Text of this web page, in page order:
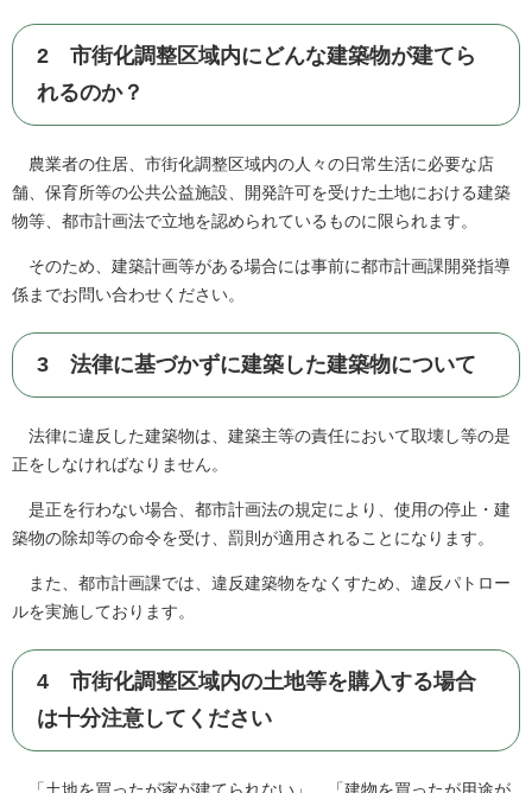
2 市街化調整区域内にどんな建築物が建てら
れるのか？
農業者の住居、市街化調整区域内の人々の日常生活に必要な店
舗、保育所等の公共公益施設、開発許可を受けた土地における建築
物等、都市計画法で立地を認められているものに限られます。
そのため、建築計画等がある場合には事前に都市計画課開発指導
係までお問い合わせください。
3 法律に基づかずに建築した建築物について
法律に違反した建築物は、建築主等の責任において取壊し等の是
正をしなければなりません。
是正を行わない場合、都市計画法の規定により、使用の停止・建
築物の除却等の命令を受け、罰則が適用されることになります。
また、都市計画課では、違反建築物をなくすため、違反パトロー
ルを実施しております。
4 市街化調整区域内の土地等を購入する場合
は十分注意してください